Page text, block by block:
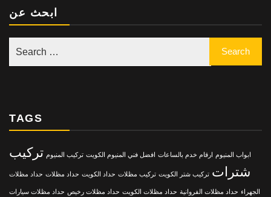
ابحث عن
TAGS
ابواب المنيوم ارقام خدم بالساعات افضل فني المنيوم الكويت تركيب المنيوم تركيب
شترات تركيب شتر الكويت تركيب مظلات حداد الكويت حداد مظلات حداد مظلات
الجهراء حداد مظلات الفروانية حداد مظلات الكويت حداد مظلات رخيص حداد مظلات سيارات